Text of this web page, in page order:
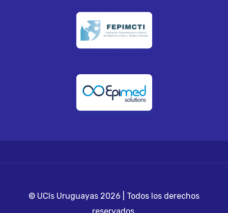
© UCIs Uruguayas 2026 | Todos los derechos